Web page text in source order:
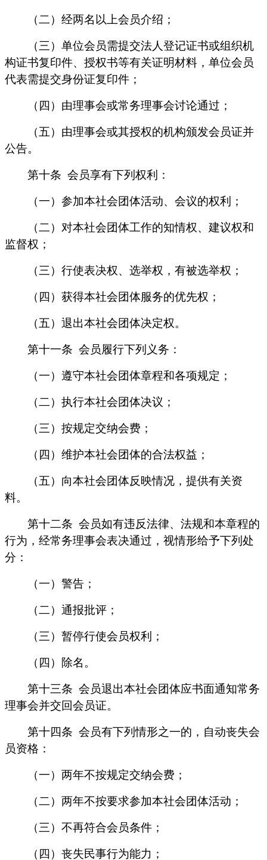
（二）经两名以上会员介绍；
（三）单位会员需提交法人登记证书或组织机
构证书复印件、授权书等有关证明材料，单位会员
代表需提交身份证复印件；
（四）由理事会或常务理事会讨论通过；
（五）由理事会或其授权的机构颁发会员证并
公告。
第十条 会员享有下列权利：
（一）参加本社会团体活动、会议的权利；
（二）对本社会团体工作的知情权、建议权和
监督权；
（三）行使表决权、选举权，有被选举权；
（四）获得本社会团体服务的优先权；
（五）退出本社会团体决定权。
第十一条 会员履行下列义务：
（一）遵守本社会团体章程和各项规定；
（二）执行本社会团体决议；
（三）按规定交纳会费；
（四）维护本社会团体的合法权益；
（五）向本社会团体反映情况，提供有关资
料。
第十二条 会员如有违反法律、法规和本章程的
行为，经常务理事会表决通过，视情形给予下列处
分：
（一）警告；
（二）通报批评；
（三）暂停行使会员权利；
（四）除名。
第十三条 会员退出本社会团体应书面通知常务
理事会并交回会员证。
第十四条 会员有下列情形之一的，自动丧失会
员资格：
（一）两年不按规定交纳会费；
（二）两年不按要求参加本社会团体活动；
（三）不再符合会员条件；
（四）丧失民事行为能力；